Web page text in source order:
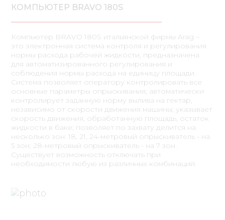
КОМПЬЮТЕР BRAVO 180S
Компьютер BRAVO 180S итальянской фирмы Arag –
это электронная система контроля и регулирования
нормы расхода рабочей жидкости, предназначена
для автоматизированного регулирования и
соблюдения нормы расхода на единицу площади.
Система позволяет оператору контролировать все
основные параметры опрыскивания; автоматически
контролирует заданную норму вылива на гектар,
независимо от скорости движения машины; указывает
скорость движения, обработанную площадь, остаток
жидкости в баке; позволяет по захвату делится на
несколько зон: 18, 21, 24-метровый опрыскиватель - на
5 зон; 28-метровый опрыскиватель - на 7 зон.
Существует возможность отключать при
необходимости любую из различных комбинаций.